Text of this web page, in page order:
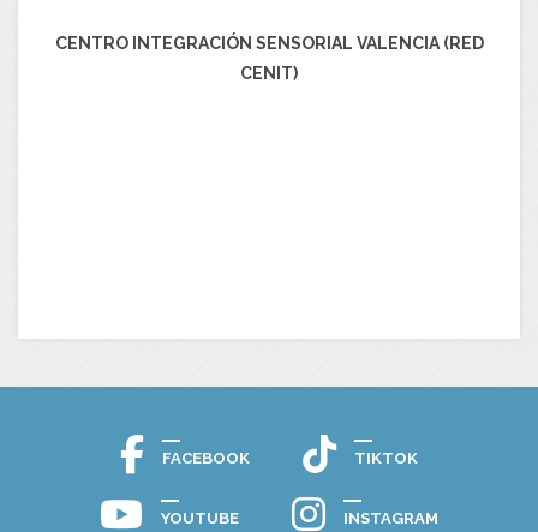
CENTRO INTEGRACIÓN SENSORIAL VALENCIA (RED
CENIT)
FACEBOOK TIKTOK
YOUTUBE INSTAGRAM